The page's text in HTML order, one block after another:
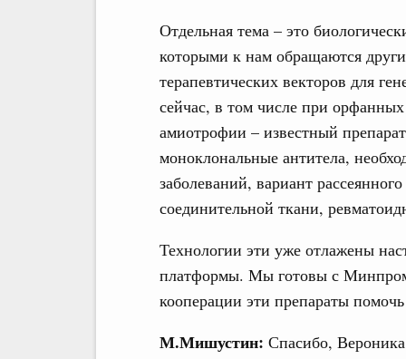
Отдельная тема – это
которыми к нам обращаются
терапевтических векторов для
сейчас, в том числе при
амиотрофии – известный
моноклональные антитела,
заболеваний, вариант
соединительной ткани,
Технологии эти уже отлажены
платформы. Мы готовы с
кооперации эти препараты помочь
М.Мишустин: Спасибо,